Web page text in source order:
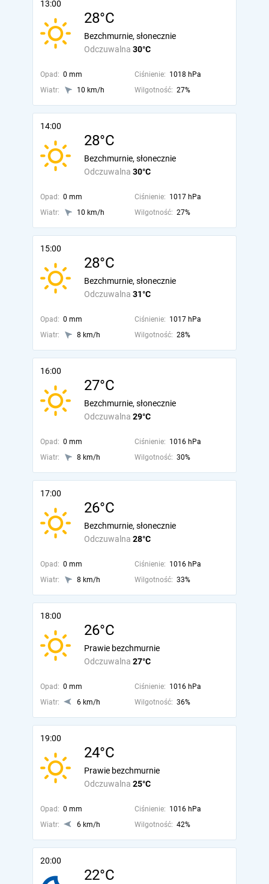
13:00
28°C
Odczuwalna 30°C
Bezchmurnie, słonecznie
Opad: 0 mm Ciśnienie: 1018 hPa
Wiatr:
10 km/h Wilgotność: 27%
14:00
28°C
Odczuwalna 30°C
Bezchmurnie, słonecznie
Opad: 0 mm Ciśnienie: 1017 hPa
Wiatr:
10 km/h Wilgotność: 27%
15:00
28°C
Odczuwalna 31°C
Bezchmurnie, słonecznie
Opad: 0 mm Ciśnienie: 1017 hPa
Wiatr:
8 km/h Wilgotność: 28%
16:00
27°C
Odczuwalna 29°C
Bezchmurnie, słonecznie
Opad: 0 mm Ciśnienie: 1016 hPa
Wiatr:
8 km/h Wilgotność: 30%
17:00
26°C
Odczuwalna 28°C
Bezchmurnie, słonecznie
Opad: 0 mm Ciśnienie: 1016 hPa
Wiatr:
8 km/h Wilgotność: 33%
18:00
26°C
Odczuwalna 27°C
Prawie bezchmurnie
Opad: 0 mm Ciśnienie: 1016 hPa
Wiatr:
6 km/h Wilgotność: 36%
19:00
24°C
Odczuwalna 25°C
Prawie bezchmurnie
Opad: 0 mm Ciśnienie: 1016 hPa
Wiatr:
6 km/h Wilgotność: 42%
20:00
22°C